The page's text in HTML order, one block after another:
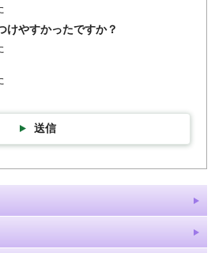
けやすかったですか？
送信